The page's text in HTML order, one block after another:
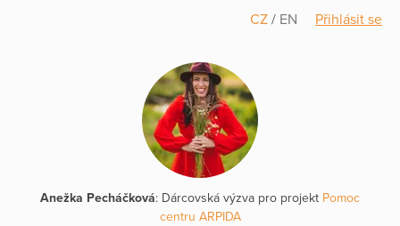
CZ / EN Přihlásit se
Anežka Pecháčková: Dárcovská výzva pro projekt Pomoc
centru ARPIDA